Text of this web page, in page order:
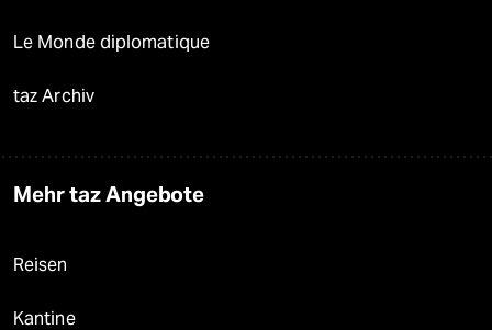
Le Monde diplomatique
taz Archiv
Mehr taz Angebote
Reisen
Kantine